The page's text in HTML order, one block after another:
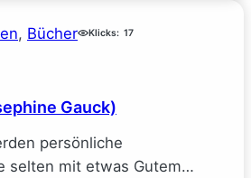
, Bücher Klicks: 17
Gauck)
persönliche
selten mit etwas Gutem…